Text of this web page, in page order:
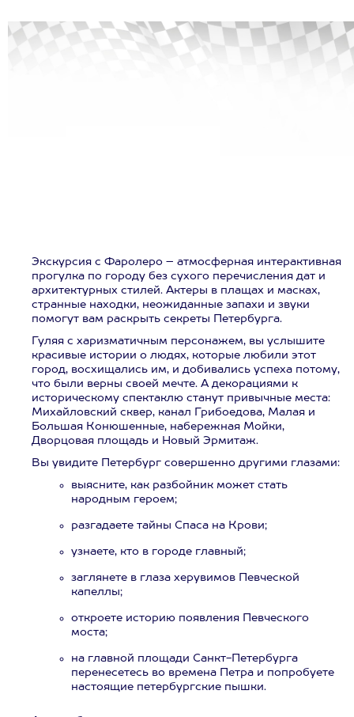
Экскурсия с Фаролеро – атмосферная интерактивная
прогулка по городу без сухого перечисления дат и
архитектурных стилей. Актеры в плащах и масках,
странные находки, неожиданные запахи и звуки
помогут вам раскрыть секреты Петербурга.
Гуляя с харизматичным персонажем, вы услышите
красивые истории о людях, которые любили этот
город, восхищались им, и добивались успеха потому,
что были верны своей мечте. А декорациями к
историческому спектаклю станут привычные места:
Михайловский сквер, канал Грибоедова, Малая и
Большая Конюшенные, набережная Мойки,
Дворцовая площадь и Новый Эрмитаж.
Вы увидите Петербург совершенно другими глазами:
выясните, как разбойник может стать
народным героем;
разгадаете тайны Спаса на Крови;
узнаете, кто в городе главный;
заглянете в глаза херувимов Певческой
капеллы;
откроете историю появления Певческого
моста;
на главной площади Санкт-Петербурга
перенесетесь во времена Петра и попробуете
настоящие петербургские пышки.